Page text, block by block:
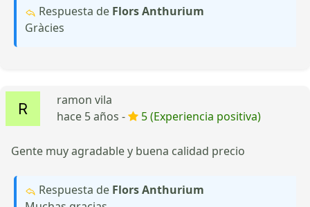
Respuesta de Flors Anthurium
Gràcies
ramon vila
hace 5 años -
5 (Experiencia positiva)
Gente muy agradable y buena calidad precio
Respuesta de Flors Anthurium